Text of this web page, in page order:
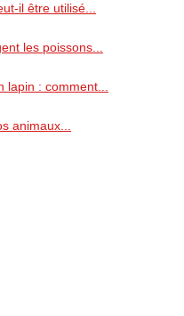
il être utilisé...
les poissons...
lapin : comment...
animaux...